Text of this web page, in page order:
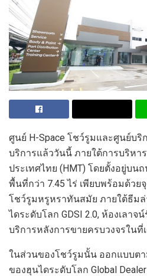
ศูนย์ H-Space โชว์รูมและศูนย์บริ
บริการแล้ววันนี้ ภายใต้การบริหา
ประเทศไทย (HMT) โดยตั้งอยู่บน
พื้นที่กว่า 7.45ไร่ เพียบพร้อมด้วย
โชว์รูมหรูหราทันสมัย ภายใต้ธีม
ไดระดับโลก GDSI 2.0, ห้องเลาจ
บริการหลังการขายครบวงจรในที่
ในส่วนของโชว์รูมนั้น ออกแบบต
ของฮุนไดระดับโลก Global